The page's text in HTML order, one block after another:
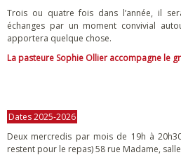
Trois ou quatre fois dans l’année, il
échanges par un moment convivial
apportera quelque chose.
La pasteure Sophie Ollier accompagne le
Dates 2025-2026
Deux mercredis par mois de 19h à
restent pour le repas) 58 rue Madame,